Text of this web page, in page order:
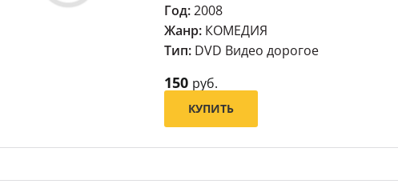
Год:2008
Жанр: КОМЕДИЯ
Тип: DVD Видео дорогое
150 руб.
КУПИТЬ